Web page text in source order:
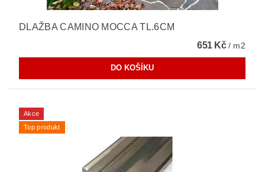
DLAŽBA CAMINO MOCCA TL.6CM
651 Kč/ m2
Akce
Top produkt